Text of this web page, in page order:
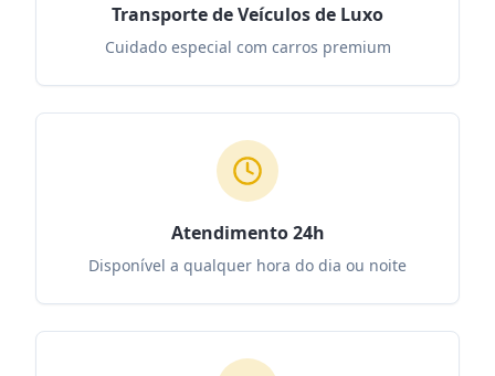
Transporte de Veículos de Luxo
Cuidado especial com carros premium
Atendimento 24h
Disponível a qualquer hora do dia ou noite